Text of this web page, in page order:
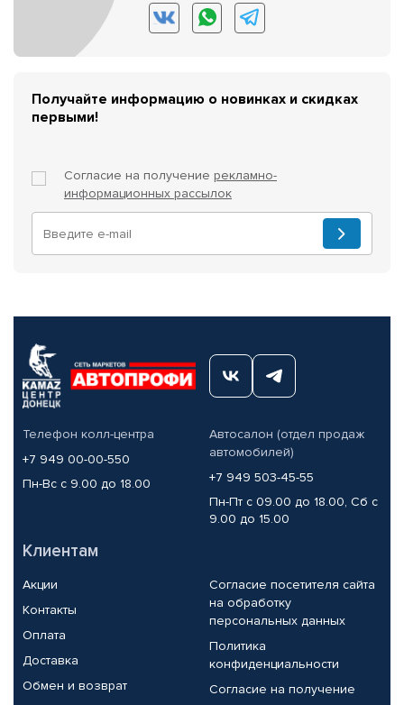
Получайте информацию о новинках и скидках
первыми!
Согласие на получение рекламно-
информационных рассылок
Телефон колл-центра
+7 949 00-00-550
Пн-Вс с 9.00 до 18.00
Автосалон (отдел продаж
автомобилей)
+7 949 503-45-55
Пн-Пт с 09.00 до 18.00, Сб с
9.00 до 15.00
Клиентам
Акции
Контакты
Оплата
Доставка
Обмен и возврат
Согласие посетителя сайта
на обработку
персональных данных
Политика
конфиденциальности
Согласие на получение